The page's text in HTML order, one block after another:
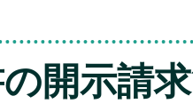
開示請